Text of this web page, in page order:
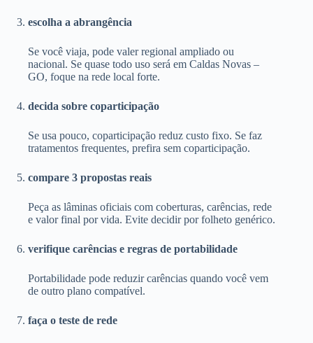
escolha a abrangência
Se você viaja, pode valer regional ampliado ou
nacional. Se quase todo uso será em Caldas Novas –
GO, foque na rede local forte.
decida sobre coparticipação
Se usa pouco, coparticipação reduz custo fixo. Se faz
tratamentos frequentes, prefira sem coparticipação.
compare 3 propostas reais
Peça as lâminas oficiais com coberturas, carências, rede
e valor final por vida. Evite decidir por folheto genérico.
verifique carências e regras de portabilidade
Portabilidade pode reduzir carências quando você vem
de outro plano compatível.
faça o teste de rede